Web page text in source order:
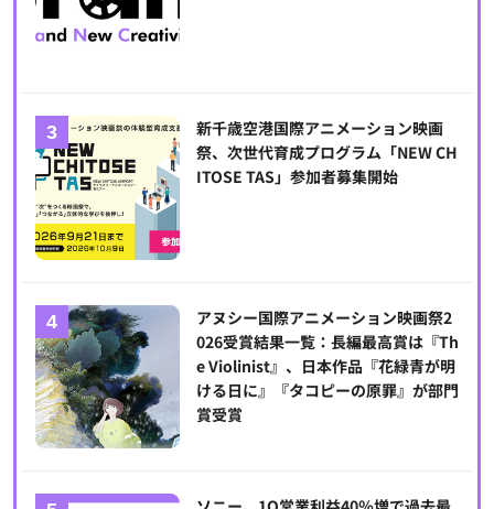
新千歳空港国際アニメーション映画
祭、次世代育成プログラム「NEW CH
ITOSE TAS」参加者募集開始
アヌシー国際アニメーション映画祭2
026受賞結果一覧：長編最高賞は『Th
e Violinist』、日本作品『花緑青が明
ける日に』『タコピーの原罪』が部門
賞受賞